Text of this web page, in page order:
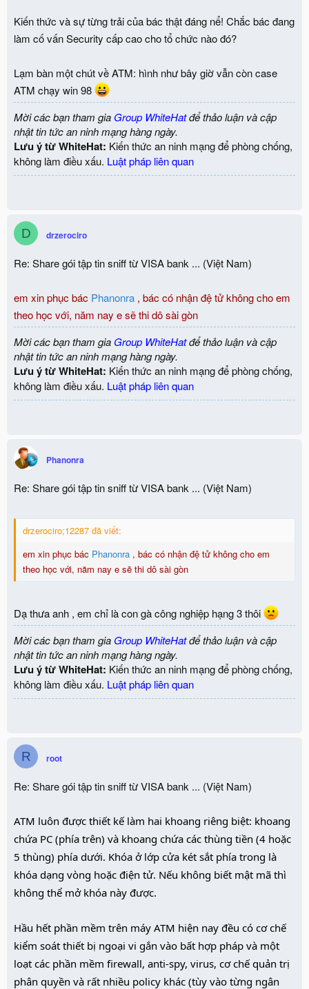
Kiến thức và sự từng trải của bác thật đáng nể! Chắc bác đang
làm cố vấn Security cấp cao cho tổ chức nào đó?
Lạm bàn một chút về ATM: hình như bây giờ vẫn còn case
ATM chạy win 98
Mời các bạn tham gia Group WhiteHatđể thảo luận và cập
nhật tin tức an ninh mạng hàng ngày.
Lưu ý từ WhiteHat: Kiến thức an ninh mạng để phòng chống,
không làm điều xấu. Luật pháp liên quan
D drzerociro
Re: Share gói tập tin sniff từ VISA bank ... (Việt Nam)
em xin phục bác Phanonra , bác có nhận đệ tử không cho em
theo học với, năm nay e sẽ thi dô sài gòn
Mời các bạn tham gia Group WhiteHatđể thảo luận và cập
nhật tin tức an ninh mạng hàng ngày.
Lưu ý từ WhiteHat: Kiến thức an ninh mạng để phòng chống,
không làm điều xấu. Luật pháp liên quan
Phanonra
Re: Share gói tập tin sniff từ VISA bank ... (Việt Nam)
drzerociro;12287 đã viết:
em xin phục bác Phanonra , bác có nhận đệ tử không cho em
theo học với, năm nay e sẽ thi dô sài gòn
Dạ thưa anh , em chỉ là con gà công nghiệp hạng 3 thôi
Mời các bạn tham gia Group WhiteHatđể thảo luận và cập
nhật tin tức an ninh mạng hàng ngày.
Lưu ý từ WhiteHat: Kiến thức an ninh mạng để phòng chống,
không làm điều xấu. Luật pháp liên quan
R root
Re: Share gói tập tin sniff từ VISA bank ... (Việt Nam)
ATM luôn được thiết kế làm hai khoang riêng biệt: khoang
chứa PC (phía trên) và khoang chứa các thùng tiền (4 hoặc
5 thùng) phía dưới. Khóa ở lớp cửa két sắt phía trong là
khóa dạng vòng hoặc điện tử. Nếu không biết mật mã thì
không thể mở khóa này được.
Hầu hết phần mềm trên máy ATM hiện nay đều có cơ chế
kiểm soát thiết bị ngoại vi gắn vào bất hợp pháp và một
loạt các phần mềm firewall, anti-spy, virus, cơ chế quản trị
phân quyền và rất nhiều policy khác (tùy vào từng ngân